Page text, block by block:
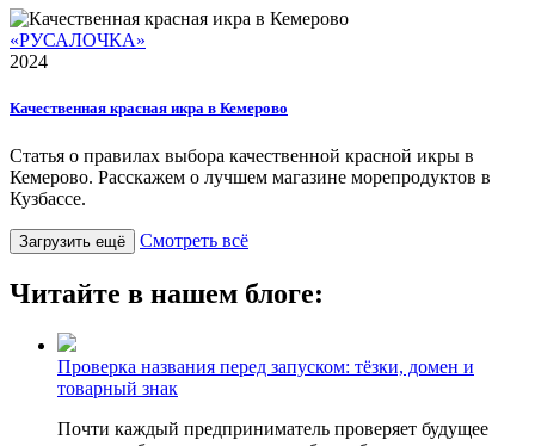
«РУСАЛОЧКА»
2024
Качественная красная икра в Кемерово
Статья о правилах выбора качественной красной икры в
Кемерово. Расскажем о лучшем магазине морепродуктов в
Кузбассе.
Загрузить ещё Смотреть всё
Читайте в нашем блоге:
Проверка названия перед запуском: тёзки, домен и
товарный знак
Почти каждый предприниматель проверяет будущее